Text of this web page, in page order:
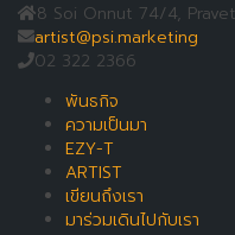
8 Soi Onnut 74/4,
artist@psi.marketing
02 322 2366
พันธกิจ
ความเป็นมา
EZY-T
ARTIST
เขียนถึงเรา
มาร่วมเดินไปกับเรา